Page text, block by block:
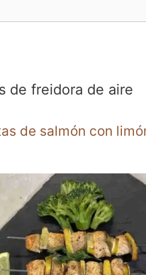
de freidora de aire
de salmón con